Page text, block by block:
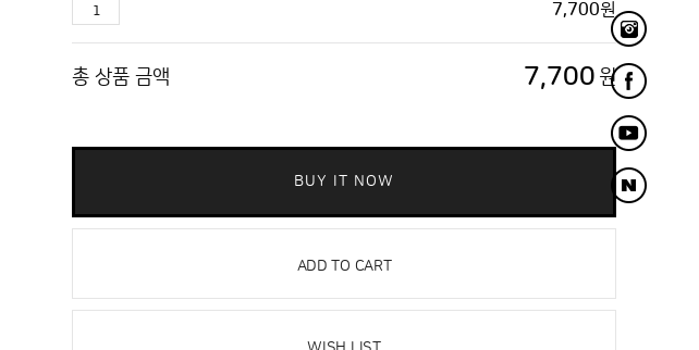
7,700원
총 상품 금액 7,700 원
BUY IT NOW
ADD TO CART